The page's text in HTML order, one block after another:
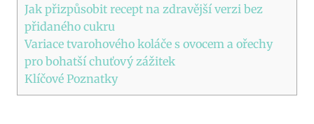
Jak přizpůsobit recept na zdravější verzi bez
přidaného cukru
Variace tvarohového koláče s ovocem a ořechy
pro bohatší chuťový zážitek
Klíčové Poznatky